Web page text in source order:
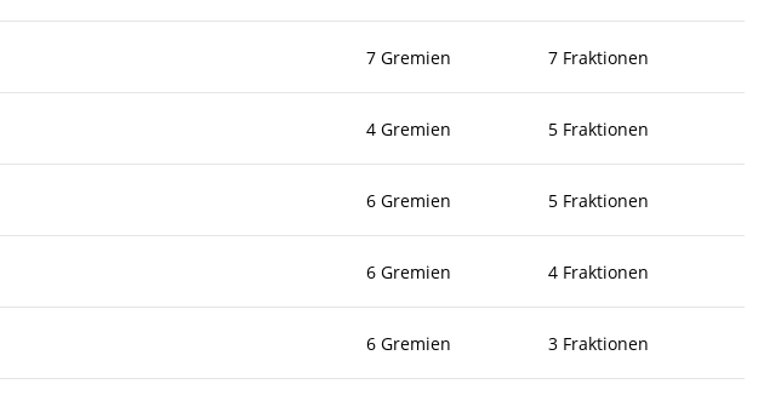
7 Gremien 7 Fraktionen
4 Gremien 5 Fraktionen
6 Gremien 5 Fraktionen
6 Gremien 4 Fraktionen
6 Gremien 3 Fraktionen